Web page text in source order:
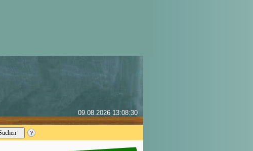
09.08.2026 13:08:30